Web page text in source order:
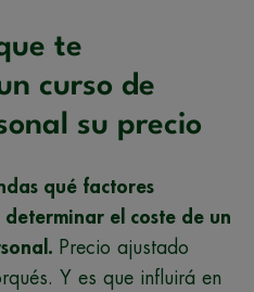
te
curso de
su precio
qué factores
el coste de un
Precio ajustado
Y es que influirá en